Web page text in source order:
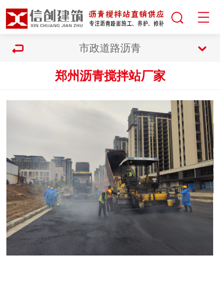
市政道路沥青
郑州沥青搅拌站厂家